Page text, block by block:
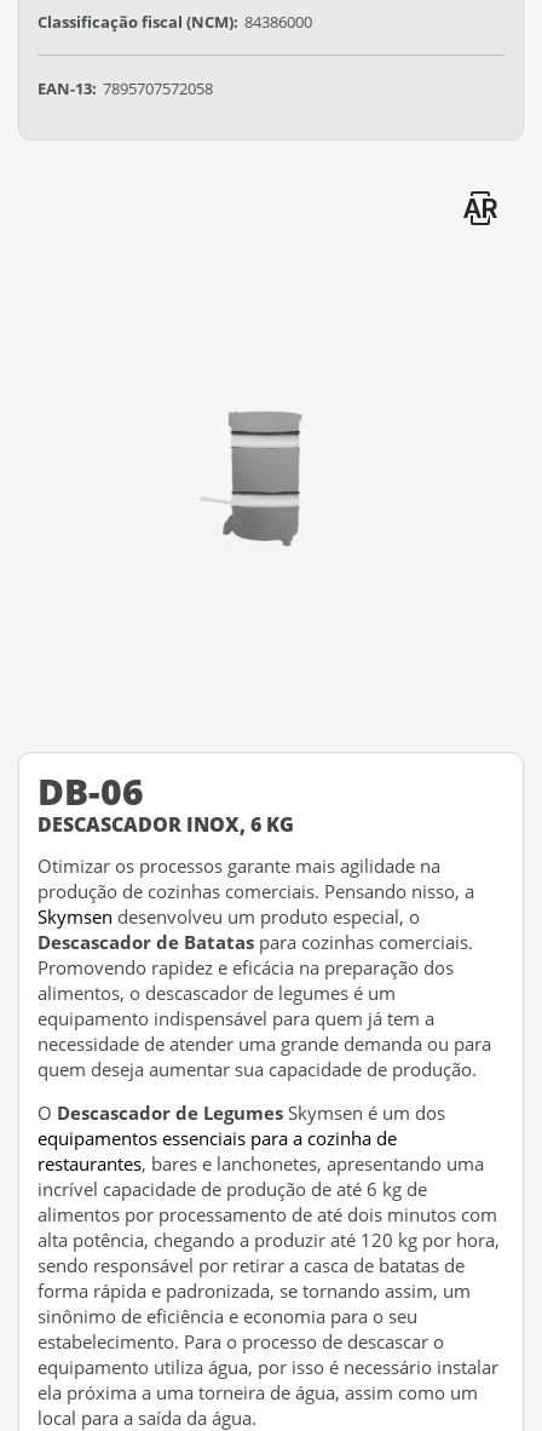
Classificação fiscal (NCM): 84386000
EAN-13: 7895707572058
DB-06
DESCASCADOR INOX, 6 KG
Otimizar os processos garante mais agilidade na
produção de cozinhas comerciais. Pensando nisso, a
Skymsen desenvolveu um produto especial, o
Descascador de Batatas para cozinhas comerciais.
Promovendo rapidez e eficácia na preparação dos
alimentos, o descascador de legumes é um
equipamento indispensável para quem já tem a
necessidade de atender uma grande demanda ou para
quem deseja aumentar sua capacidade de produção.
O Descascador de Legumes Skymsen é um dos
equipamentos essenciais para a cozinha de
restaurantes, bares e lanchonetes, apresentando uma
incrível capacidade de produção de até 6 kg de
alimentos por processamento de até dois minutos com
alta potência, chegando a produzir até 120 kg por hora,
sendo responsável por retirar a casca de batatas de
forma rápida e padronizada, se tornando assim, um
sinônimo de eficiência e economia para o seu
estabelecimento. Para o processo de descascar o
equipamento utiliza água, por isso é necessário instalar
ela próxima a uma torneira de água, assim como um
local para a saída da água.